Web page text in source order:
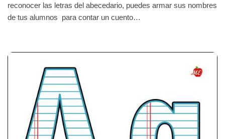
reconocer las letras del abecedario, puedes armar sus nombres
de tus alumnos para contar un cuento…